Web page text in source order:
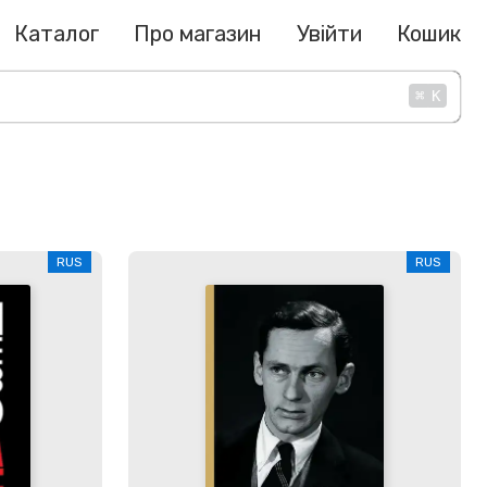
Каталог Про магазин Увійти Кошик
⌘ K
RUS RUS